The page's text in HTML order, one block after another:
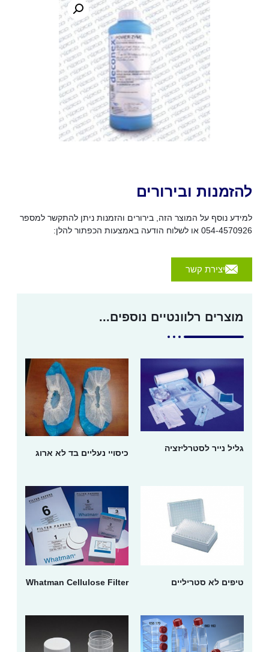
להזמנות ובירורים
למידע נוסף על המוצר הזה, בירורים והזמנות ניתן להתקשר למספר
054-4570926 או לשלוח הודעה באמצעות הכפתור להלן:
יצירת קשר
מוצרים רלוונטיים נוספים...
גליל נייר לסטרליזציה
כיסויי נעליים בד לא ארוג
טיפים לא סטריליים Whatman Cellulose Filter